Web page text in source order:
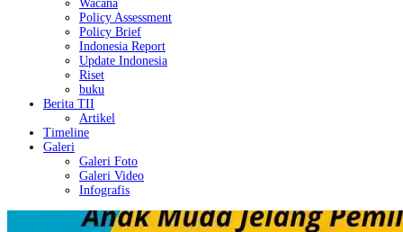
Wacana
Policy Assessment
Policy Brief
Indonesia Report
Update Indonesia
Riset
buku
Berita TII
Artikel
Timeline
Galeri
Galeri Foto
Galeri Video
Infografis